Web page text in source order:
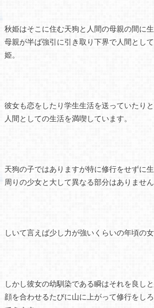
秋姫はそこに住む天狗と人間の母親の間に
母親が半ば強引に引き取り下界で人間とし
姫。
彼女も恋をしたり学生生活を送っていたりと
人間としての生活を満喫しています。
天狗の子ではありますが特に修行をせずに
周りの少女と大して異なる部分はありません
しいて言えば少し力が強いくらいの年頃の女
しかし彼女の幼馴染である瞬はそれを良し
顔を合わせるたびに山に上がって修行をし